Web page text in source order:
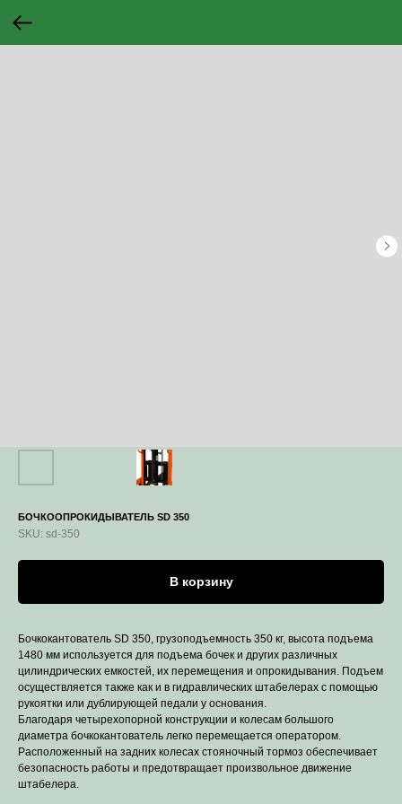
БОЧКООПРОКИДЫВАТЕЛЬ SD 350
SKU: sd-350
В корзину
Бочкокантователь SD 350, грузоподъемность 350 кг, высота подъема
1480 мм используется для подъема бочек и других различных
цилиндрических емкостей, их перемещения и опрокидывания. Подъем
осуществляется также как и в гидравлических штабелерах с помощью
рукоятки или дублирующей педали у основания.
Благодаря четырехопорной конструкции и колесам большого
диаметра бочкокантователь легко перемещается оператором.
Расположенный на задних колесах стояночный тормоз обеспечивает
безопасность работы и предотвращает произвольное движение
штабелера.